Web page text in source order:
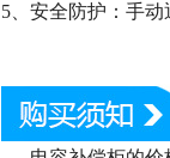
5、安全防护：手